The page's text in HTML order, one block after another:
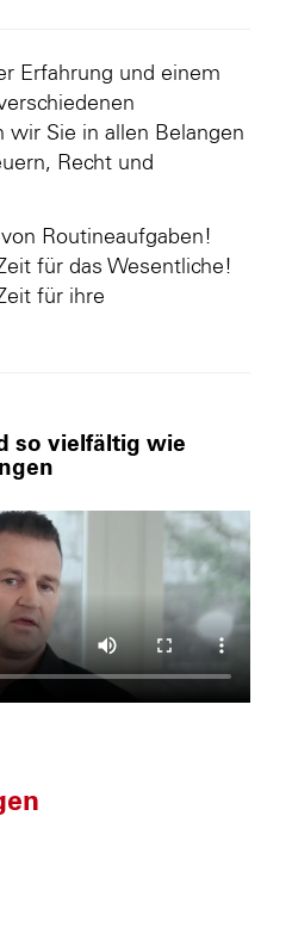
Erfahrung und einem
wir Sie in allen Belangen
Recht und
Routineaufgaben!
für das Wesentliche!
für ihre
so vielfältig wie